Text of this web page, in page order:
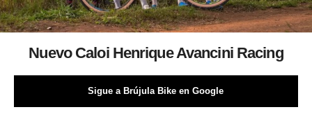
Nuevo Caloi Henrique Avancini Racing
Sigue a Brújula Bike en Google